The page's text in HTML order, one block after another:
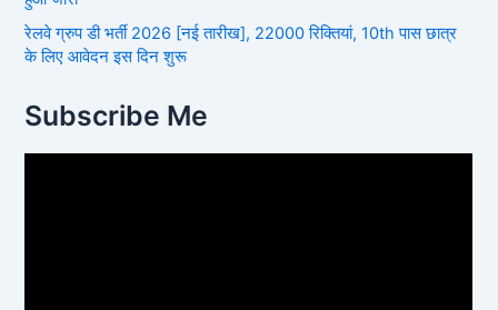
रेलवे ग्रुप डी भर्ती 2026 [नई तारीख], 22000 रिक्तियां, 10th पास छात्र
के लिए आवेदन इस दिन शुरू
Subscribe Me